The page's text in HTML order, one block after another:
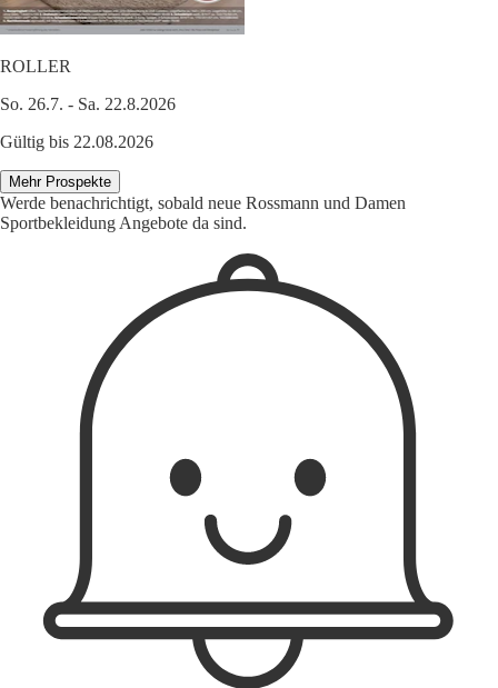
ROLLER
So. 26.7. - Sa. 22.8.2026
Gültig bis 22.08.2026
Mehr Prospekte
Werde benachrichtigt, sobald neue Rossmann und Damen
Sportbekleidung Angebote da sind.